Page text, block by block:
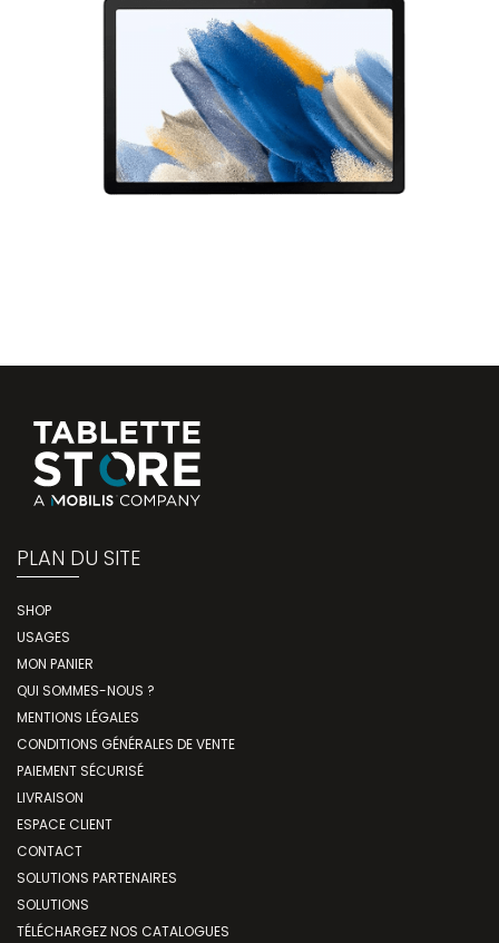
PLAN DU SITE
SHOP
USAGES
MON PANIER
QUI SOMMES-NOUS ?
MENTIONS LÉGALES
CONDITIONS GÉNÉRALES DE VENTE
PAIEMENT SÉCURISÉ
LIVRAISON
ESPACE CLIENT
CONTACT
SOLUTIONS PARTENAIRES
SOLUTIONS
TÉLÉCHARGEZ NOS CATALOGUES